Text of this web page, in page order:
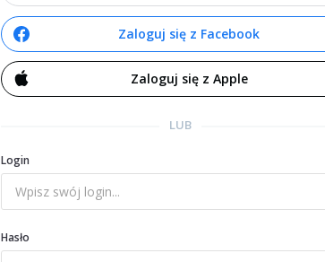
Zaloguj się z Facebook
Zaloguj się z Apple
LUB
Login
Hasło